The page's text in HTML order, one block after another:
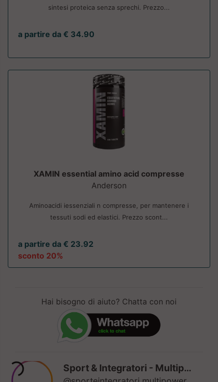
sintesi proteica senza sprechi. Prezzo...
a partire da € 34.90
XAMIN essential amino acid compresse
Anderson
Aminoacidi iessenziali n compresse, per mantenere i
tessuti sodi ed elastici. Prezzo scont...
a partire da € 23.92
sconto 20%
Hai bisogno di aiuto? Chatta con noi